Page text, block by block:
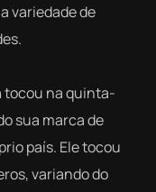
variedade de
tocou na quinta-
sua marca de
país. Ele tocou
variando do